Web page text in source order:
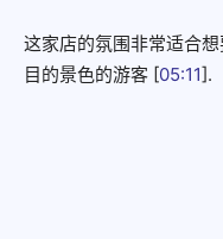
这家店的氛围非常适合
目的景色的游客 [05:11].